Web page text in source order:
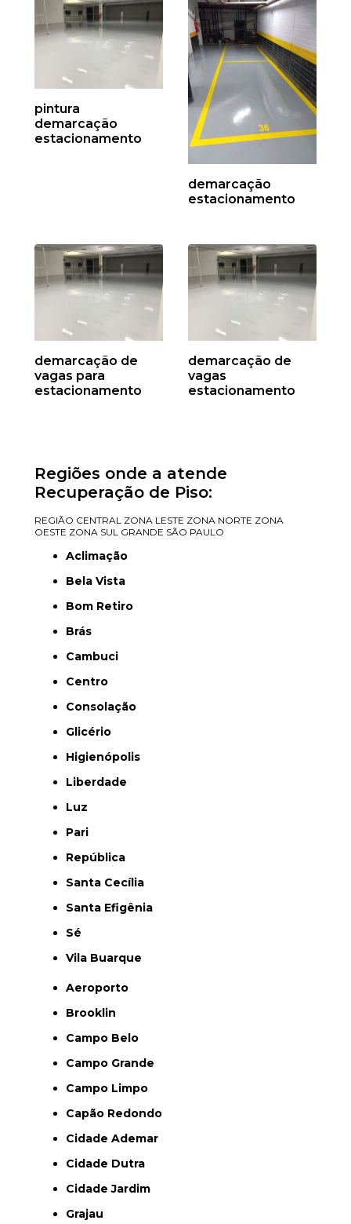
pintura
demarcação
estacionamento
demarcação
estacionamento
demarcação de
vagas para
estacionamento
demarcação de
vagas
estacionamento
Regiões onde a atende
Recuperação de Piso:
REGIÃO CENTRAL ZONA LESTE ZONA NORTE ZONA
OESTE ZONA SUL GRANDE SÃO PAULO
Aclimação
Bela Vista
Bom Retiro
Brás
Cambuci
Centro
Consolação
Glicério
Higienópolis
Liberdade
Luz
Pari
República
Santa Cecília
Santa Efigênia
Sé
Vila Buarque
Aeroporto
Brooklin
Campo Belo
Campo Grande
Campo Limpo
Capão Redondo
Cidade Ademar
Cidade Dutra
Cidade Jardim
Grajau